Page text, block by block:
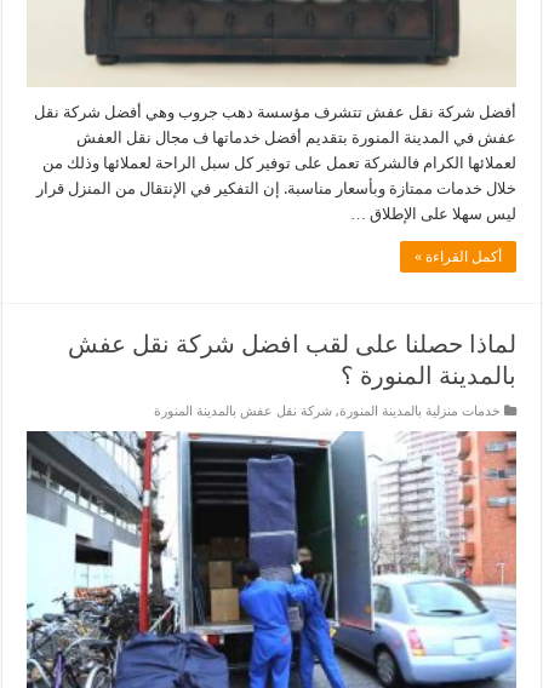
أفضل شركة نقل عفش تتشرف مؤسسة دهب جروب وهي أفضل شركة نقل
عفش في المدينة المنورة بتقديم أفضل خدماتها ف مجال نقل العفش
لعملائها الكرام فالشركة تعمل على توفير كل سبل الراحة لعملائها وذلك من
خلال خدمات ممتازة وبأسعار مناسبة. إن التفكير في الإنتقال من المنزل قرار
ليس سهلا على الإطلاق …
أكمل القراءة »
لماذا حصلنا على لقب افضل شركة نقل عفش
بالمدينة المنورة ؟
خدمات منزلية بالمدينة المنورة,شركة نقل عفش بالمدينة المنورة